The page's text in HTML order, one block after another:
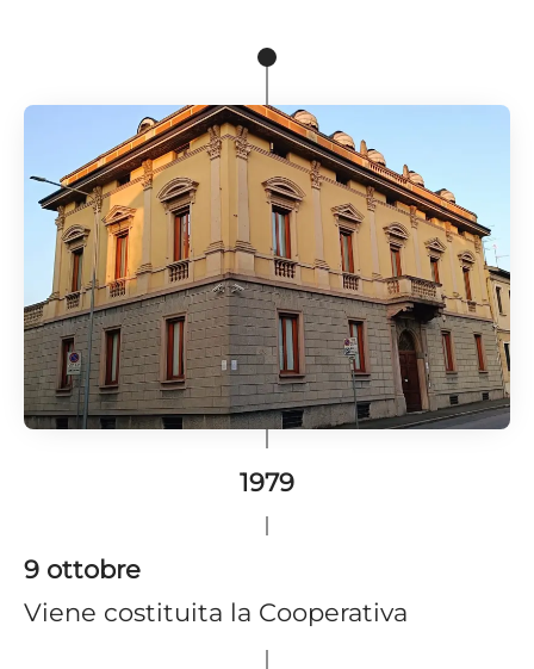
1979
9 ottobre
Viene costituita la Cooperativa